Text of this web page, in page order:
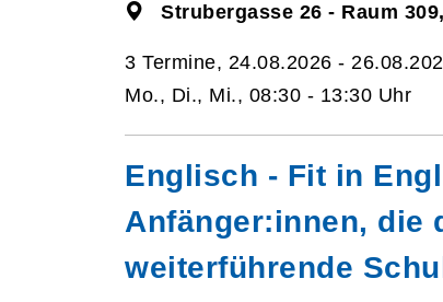
Strubergasse 26 - Raum
3 Termine, 24.08.2026 -
Mo., Di., Mi., 08:30 - 13:30 Uhr
Englisch - Fit in
Anfänger:innen, die
weiterführende